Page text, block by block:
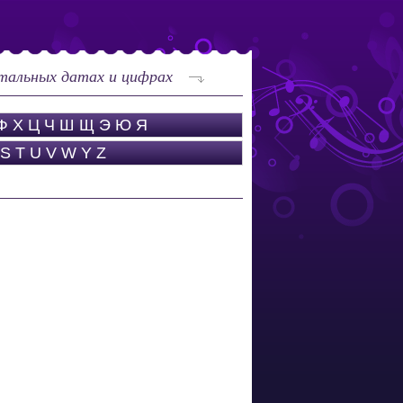
датах и цифрах
Х Ц Ч Ш Щ Э Ю Я
S T U V W Y Z